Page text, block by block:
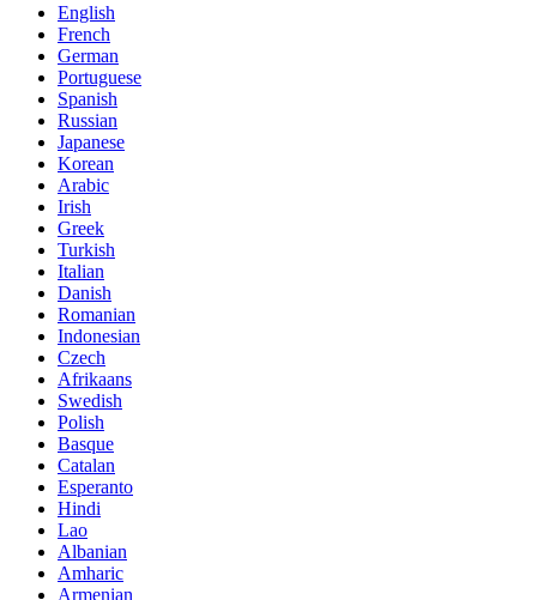
English
French
German
Portuguese
Spanish
Russian
Japanese
Korean
Arabic
Irish
Greek
Turkish
Italian
Danish
Romanian
Indonesian
Czech
Afrikaans
Swedish
Polish
Basque
Catalan
Esperanto
Hindi
Lao
Albanian
Amharic
Armenian